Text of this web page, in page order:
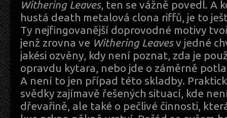
Withering Leaves, ten se vážně povedl. A
hustá death metalová clona riffů, je to
Ty nejfingovanější doprovodné motivy
jenž zrovna ve Withering Leavesv jedné
jakési ozvěny, kdy není poznat, zda je
opravdu kytara, nebo jde o záměrně
A není to jen případ této skladby.
svědky zajímavě řešených situací, kde
dřevařině, ale také o pečlivé činnosti,